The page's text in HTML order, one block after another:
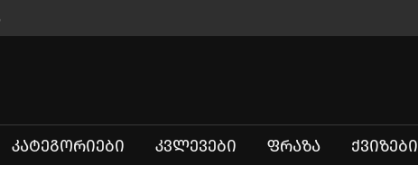
ᲙᲐᲢᲔᲒᲝᲠᲘᲔᲑᲘ ᲙᲕᲚᲔᲕᲔᲑᲘ ᲤᲠᲐᲖᲐ(CURRENT)
ᲥᲕᲘᲖᲔᲑᲘ